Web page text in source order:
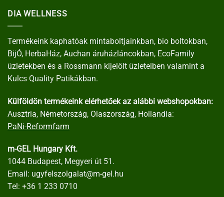
DIA WELLNESS
Termékeink kaphatóak mintaboltjainkban, bio boltokban,
BijÓ, HerbaHáz, Auchan áruházláncokban, EcoFamily
üzletekben és a Rossmann kijelölt üzleteiben valamint a
Kulcs Quality Patikákban.
Külföldön termékeink elérhetőek az alábbi webshopokban:
Ausztria, Németország, Olaszország, Hollandia:
PaNi-Reformfarm
m-GEL Hungary Kft.
1044 Budapest, Megyeri út 51.
Email: ugyfelszolgalat@m-gel.hu
Tel: +36 1 233 0710